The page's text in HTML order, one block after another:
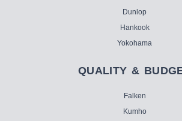
Dunlop
Hankook
Yokohama
QUALITY &
Falken
Kumho